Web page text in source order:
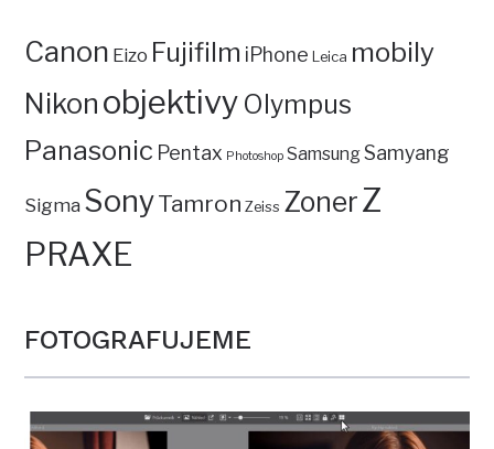
Canon Eizo Fujifilm iPhone Leica mobily
Nikon objektivy Olympus
Panasonic Pentax Photoshop SamsungSamyang
Sigma SonyTamron Zeiss ZonerZ
PRAXE
FOTOGRAFUJEME